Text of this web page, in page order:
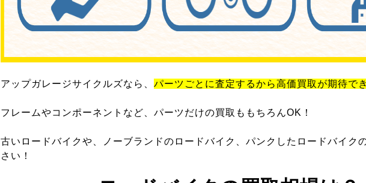
アップガレージサイクルズなら、 パーツごとに査定するから高価買取が期待で
フレームやコンポーネントなど、パーツだけの買取ももちろんOK！
古いロードバイクや、ノーブランドのロードバイク、パンクしたロードバイク
さい！